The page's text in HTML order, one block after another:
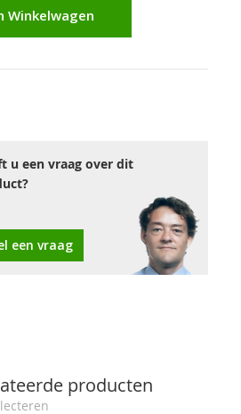
Winkelwagen
u een vraag over dit
een vraag
producten